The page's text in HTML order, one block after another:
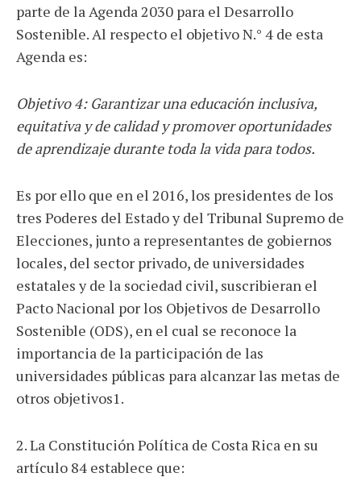
parte de la Agenda 2030 para el Desarrollo
Sostenible. Al respecto el objetivo N.° 4 de esta
Agenda es:
Objetivo 4: Garantizar una educación inclusiva,
equitativa y de calidad y promover oportunidades
de aprendizaje durante toda la vida para todos.
Es por ello que en el 2016, los presidentes de los
tres Poderes del Estado y del Tribunal Supremo de
Elecciones, junto a representantes de gobiernos
locales, del sector privado, de universidades
estatales y de la sociedad civil, suscribieran el
Pacto Nacional por los Objetivos de Desarrollo
Sostenible (ODS), en el cual se reconoce la
importancia de la participación de las
universidades públicas para alcanzar las metas de
otros objetivos1.
2. La Constitución Política de Costa Rica en su
artículo 84 establece que: